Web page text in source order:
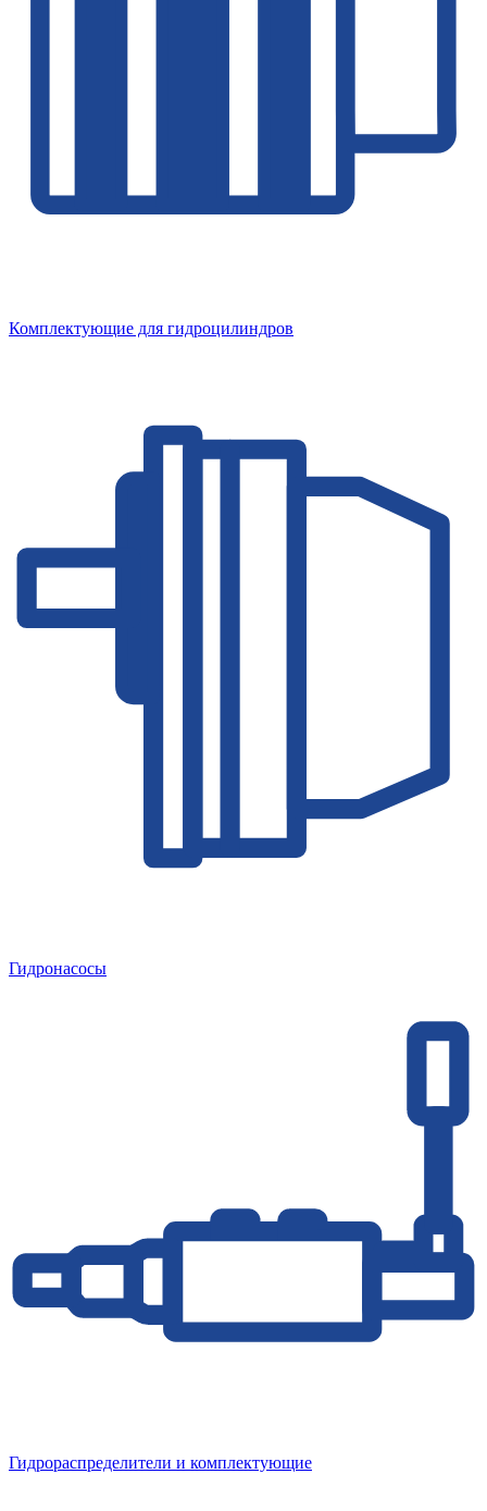
Комплектующие для гидроцилиндров
Гидронасосы
Гидрораспределители и комплектующие